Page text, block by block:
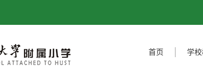
首页 学